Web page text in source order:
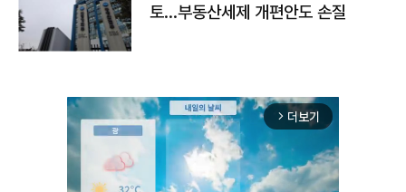
토…부동산세제 개편안도 손질
arrow_forward_ios 더보기